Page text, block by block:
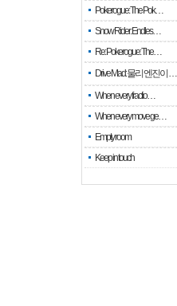
Pokerogue: The Pok…
Snow Rider: Endles…
Re: Pokerogue: The…
Drive Mad: 물리 엔진이 …
When every fractio…
When every move ge…
Empty room
Keep in touch